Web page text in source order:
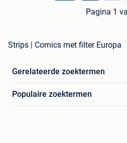
Pagina 1
Strips | Comics met filter Europa
Gerelateerde zoektermen
Populaire zoektermen